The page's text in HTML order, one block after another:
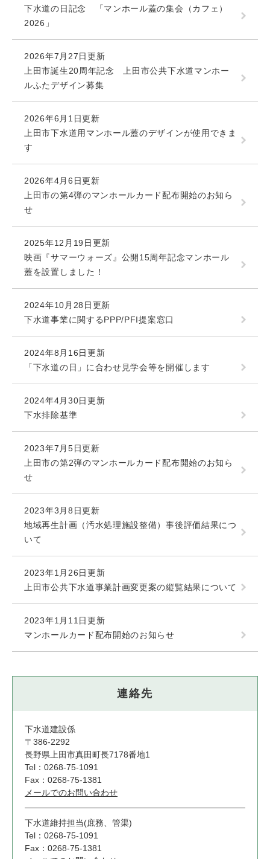
下水道の日記念 「マンホール蓋の集会（カフェ）
2026」
2026年7月27日更新
上田市誕生20周年記念 上田市公共下水道マンホー
ルふたデザイン募集
2026年6月1日更新
上田市下水道用マンホール蓋のデザインが使用できま
す
2026年4月6日更新
上田市の第4弾のマンホールカード配布開始のお知ら
せ
2025年12月19日更新
映画『サマーウォーズ』公開15周年記念マンホール
蓋を設置しました！
2024年10月28日更新
下水道事業に関するPPP/PFI提案窓口
2024年8月16日更新
「下水道の日」に合わせ見学会等を開催します
2024年4月30日更新
下水排除基準
2023年7月5日更新
上田市の第2弾のマンホールカード配布開始のお知ら
せ
2023年3月8日更新
地域再生計画（汚水処理施設整備）事後評価結果につ
いて
2023年1月26日更新
上田市公共下水道事業計画変更案の縦覧結果について
2023年1月11日更新
マンホールカード配布開始のお知らせ
連絡先
下水道建設係
〒386-2292
長野県上田市真田町長7178番地1
Tel：0268-75-1091
Fax：0268-75-1381
メールでのお問い合わせ
下水道維持担当(庶務、管渠)
Tel：0268-75-1091
Fax：0268-75-1381